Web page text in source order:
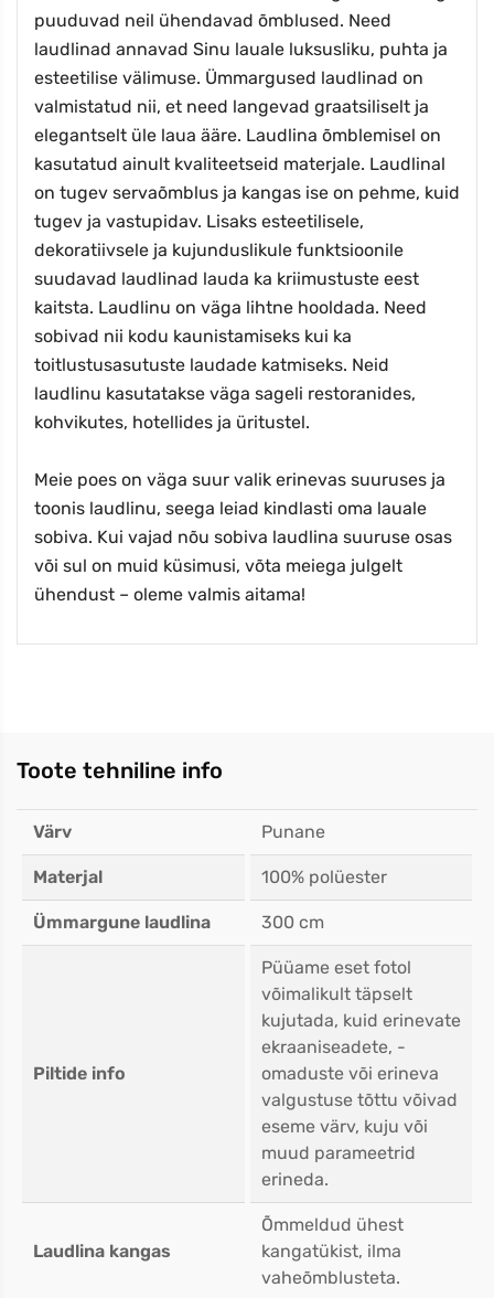
puuduvad neil ühendavad õmblused. Need
laudlinad annavad Sinu lauale luksusliku, puhta ja
esteetilise välimuse. Ümmargused laudlinad on
valmistatud nii, et need langevad graatsiliselt ja
elegantselt üle laua ääre. Laudlina õmblemisel on
kasutatud ainult kvaliteetseid materjale. Laudlinal
on tugev servaõmblus ja kangas ise on pehme, kuid
tugev ja vastupidav. Lisaks esteetilisele,
dekoratiivsele ja kujunduslikule funktsioonile
suudavad laudlinad lauda ka kriimustuste eest
kaitsta. Laudlinu on väga lihtne hooldada. Need
sobivad nii kodu kaunistamiseks kui ka
toitlustusasutuste laudade katmiseks. Neid
laudlinu kasutatakse väga sageli restoranides,
kohvikutes, hotellides ja üritustel.
Meie poes on väga suur valik erinevas suuruses ja
toonis laudlinu, seega leiad kindlasti oma lauale
sobiva. Kui vajad nõu sobiva laudlina suuruse osas
või sul on muid küsimusi, võta meiega julgelt
ühendust – oleme valmis aitama!
Toote tehniline info
Värv Punane
Materjal 100% polüester
Ümmargune laudlina 300 cm
Piltide info
Püüame eset fotol
võimalikult täpselt
kujutada, kuid erinevate
ekraaniseadete, -
omaduste või erineva
valgustuse tõttu võivad
eseme värv, kuju või
muud parameetrid
erineda.
Laudlina kangas
Õmmeldud ühest
kangatükist, ilma
vaheõmblusteta.